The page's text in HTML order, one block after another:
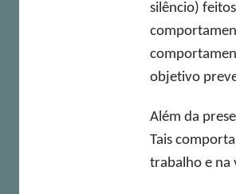
silêncio)
objetivo
Além da
Tais
trabalho e na